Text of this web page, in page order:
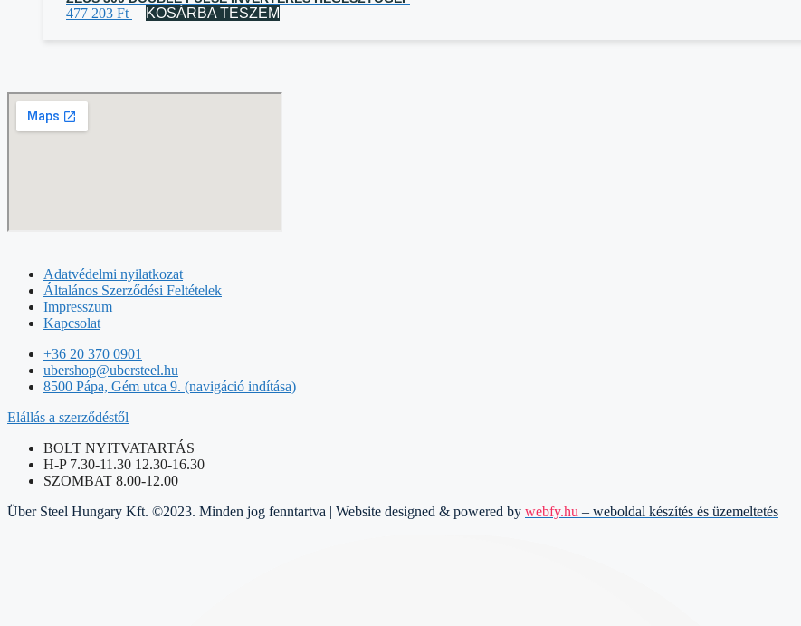
477 203 Ft KOSÁRBA TESZEM
Adatvédelmi nyilatkozat
Általános Szerződési Feltételek
Impresszum
Kapcsolat
+36 20 370 0901
ubershop@ubersteel.hu
8500 Pápa, Gém utca 9. (navigáció indítása)
Elállás a szerződéstől
BOLT NYITVATARTÁS
H-P 7.30-11.30 12.30-16.30
SZOMBAT 8.00-12.00
Über Steel Hungary Kft. ©2023. Minden jog fenntartva | Website designed & powered by webfy.hu – weboldal készítés és üzemeltetés